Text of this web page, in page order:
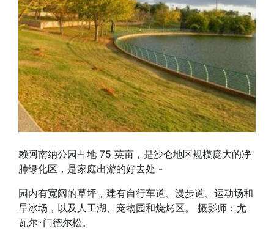
赖阿南纳公园占地 75 英亩，是沙仑地区规模庞大的净
肺绿化区，是家庭出游的好去处 -
园内有宽阔的草坪，建有自行车道、漫步道、运动场和
旱冰场，以及人工湖、宠物园和烧烤区。 摄影师：尤
瓦尔･门德尔松。